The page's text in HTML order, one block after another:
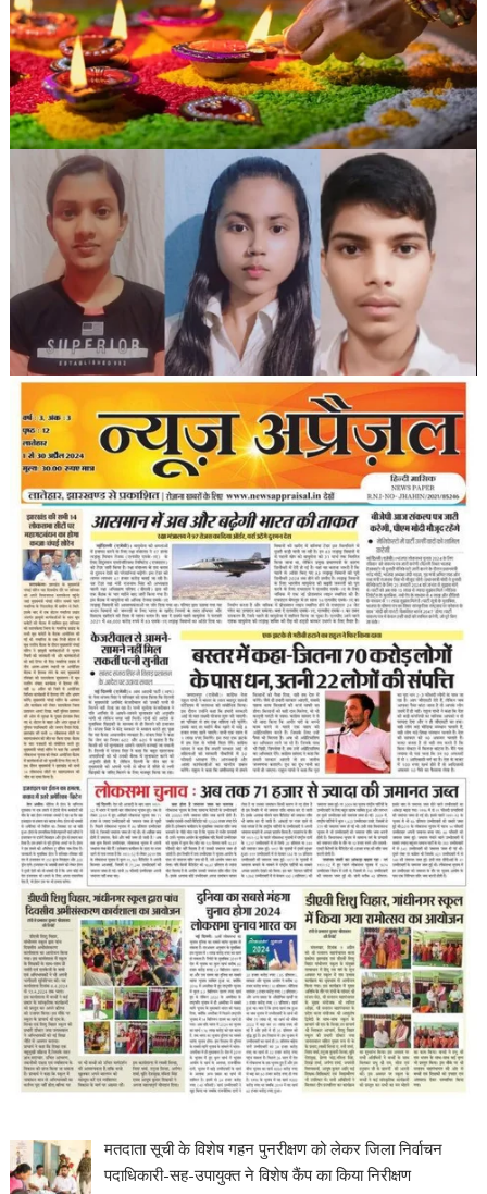
मतदाता सूची के विशेष गहन पुनरीक्षण को लेकर जिला निर्वाचन
पदाधिकारी-सह-उपायुक्त ने विशेष कैंप का किया निरीक्षण